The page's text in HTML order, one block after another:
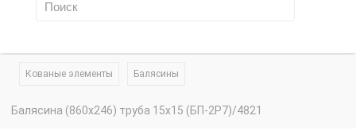
Кованые элементы Балясины
Балясина (860х246) труба 15х15 (БП-2Р7)/4821